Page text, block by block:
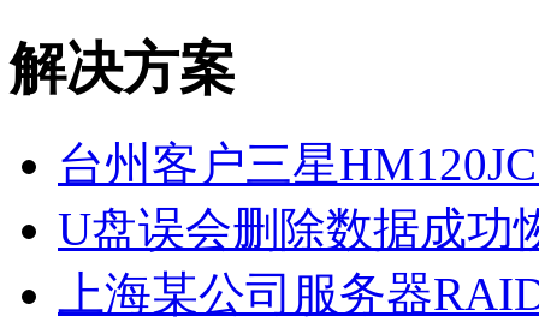
解决方案
台州客户三星
U盘误会删除数据成功
上海某公司服务器